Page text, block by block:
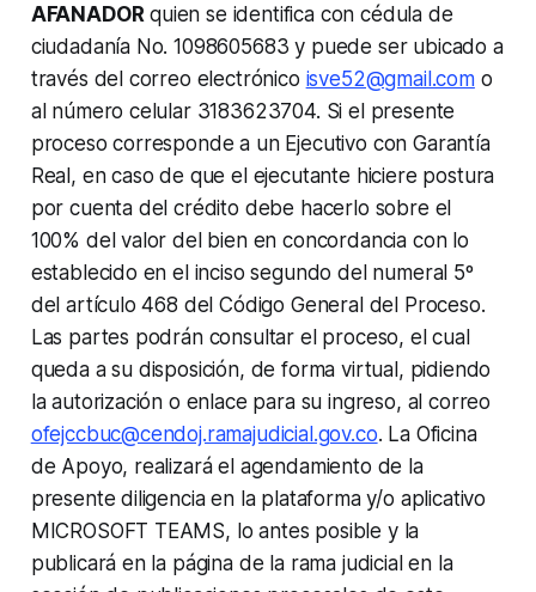
AFANADOR quien se identifica con cédula de
ciudadanía No. 1098605683 y puede ser ubicado a
través del correo electrónico isve52@gmail.como
al número celular 3183623704. Si el presente
proceso corresponde a un Ejecutivo con Garantía
Real, en caso de que el ejecutante hiciere postura
por cuenta del crédito debe hacerlo sobre el
100% del valor del bien en concordancia con lo
establecido en el inciso segundo del numeral 5º
del artículo 468 del Código General del Proceso.
Las partes podrán consultar el proceso, el cual
queda a su disposición, de forma virtual, pidiendo
la autorización o enlace para su ingreso, al correo
ofejccbuc@cendoj.ramajudicial.gov.co. La Oficina
de Apoyo, realizará el agendamiento de la
presente diligencia en la plataforma y/o aplicativo
MICROSOFT TEAMS, lo antes posible y la
publicará en la página de la rama judicial en la